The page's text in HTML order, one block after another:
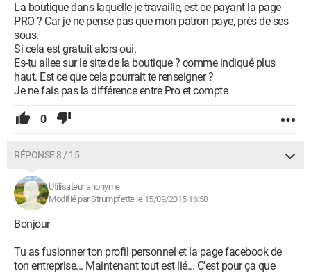
La boutique dans laquelle je travaille, est ce payant la page
PRO ? Car je ne pense pas que mon patron paye, près de ses
sous.
Si cela est gratuit alors oui.
Es-tu allee sur le site de la boutique ? comme indiqué plus
haut. Est ce que cela pourrait te renseigner ?
Je ne fais pas la différence entre Pro et compte
0
RÉPONSE 8 / 15
Utilisateur anonyme
Modifié par Strumpfette le 15/09/2015 16:58
Bonjour
Tu as fusionner ton profil personnel et la page facebook de
ton entreprise... Maintenant tout est lié... C'est pour ça que